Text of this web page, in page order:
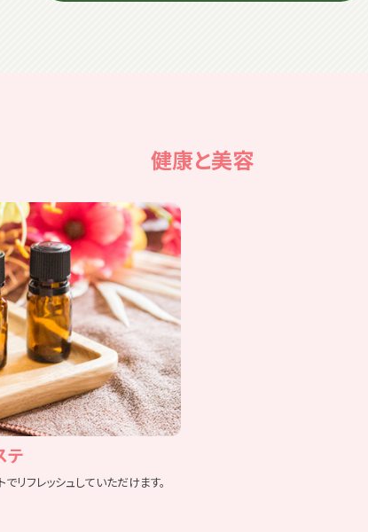
健康と美容
テ
リフレッシュしていただけます。